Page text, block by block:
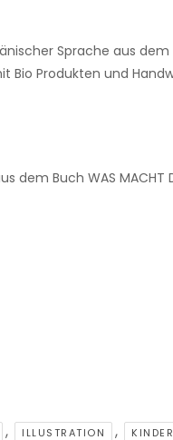
Sprache aus dem
Bio Produkten und
Buch WAS MACHT
, ILLUSTRATION ,